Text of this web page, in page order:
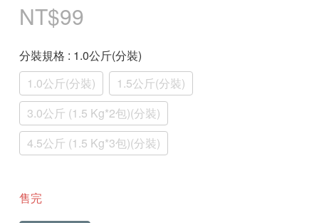
NT$99
分裝規格 : 1.0公斤(分裝)
1.0公斤(分裝)
1.5公斤(分裝)
3.0公斤 (1.5 Kg*2包)(分裝)
4.5公斤 (1.5 Kg*3包)(分裝)
售完